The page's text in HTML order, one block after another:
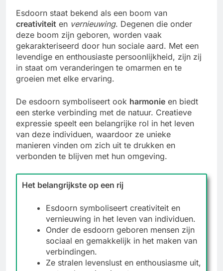
Esdoorn staat bekend als een boom van
creativiteit en vernieuwing. Degenen die onder
deze boom zijn geboren, worden vaak
gekarakteriseerd door hun sociale aard. Met een
levendige en enthousiaste persoonlijkheid, zijn zij
in staat om veranderingen te omarmen en te
groeien met elke ervaring.
De esdoorn symboliseert ook harmonie en biedt
een sterke verbinding met de natuur. Creatieve
expressie speelt een belangrijke rol in het leven
van deze individuen, waardoor ze unieke
manieren vinden om zich uit te drukken en
verbonden te blijven met hun omgeving.
Het belangrijkste op een rij
Esdoorn symboliseert creativiteit en
vernieuwing in het leven van individuen.
Onder de esdoorn geboren mensen zijn
sociaal en gemakkelijk in het maken van
verbindingen.
Ze stralen levenslust en enthousiasme uit,